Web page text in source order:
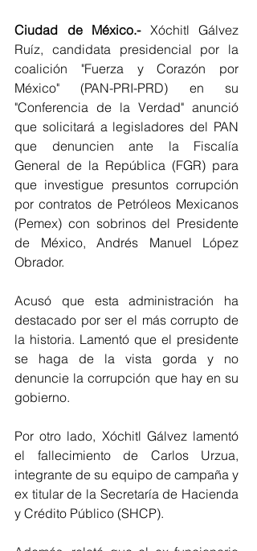
Ciudad de México.- Xóchitl Gálvez
Ruíz, candidata presidencial por la
coalición "Fuerza y Corazón por
México" (PAN-PRI-PRD) en su
"Conferencia de la Verdad" anunció
que solicitará a legisladores del PAN
que denuncien ante la Fiscalía
General de la República (FGR) para
que investigue presuntos corrupción
por contratos de Petróleos Mexicanos
(Pemex) con sobrinos del Presidente
de México, Andrés Manuel López
Obrador.
Acusó que esta administración ha
destacado por ser el más corrupto de
la historia. Lamentó que el presidente
se haga de la vista gorda y no
denuncie la corrupción que hay en su
gobierno.
Por otro lado, Xóchitl Gálvez lamentó
el fallecimiento de Carlos Urzua,
integrante de su equipo de campaña y
ex titular de la Secretaría de Hacienda
y Crédito Público (SHCP).